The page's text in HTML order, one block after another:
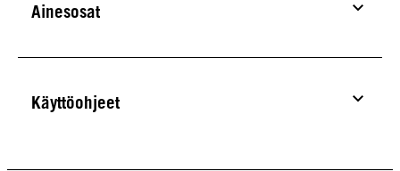
Ainesosat
Käyttöohjeet